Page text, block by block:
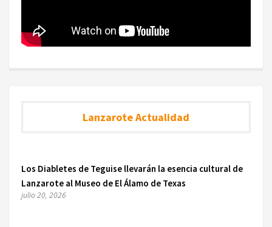
Lanzarote Actualidad
Los Diabletes de Teguise llevarán la esencia cultural de
Lanzarote al Museo de El Álamo de Texas
julio 20, 2026